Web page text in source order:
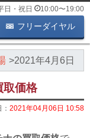
日・祝日 10:00〜19:00
フリーダイヤル
2021年4月6日
取価格
2021年04月06日 10:58